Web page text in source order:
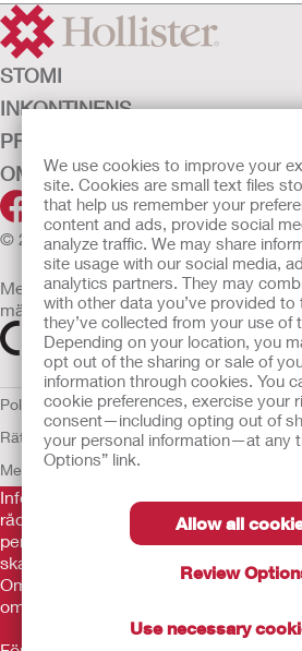
We use cookies to improve your
site. Cookies are small text files
that help us remember your
content and ads, provide social
analyze traffic. We may share
site usage with our social media,
analytics partners. They may
with other data you’ve provided to
they’ve collected from your use of
Depending on your location, you
opt out of the sharing or sale of
information through cookies. You
cookie preferences, exercise your
consent—including opting out of
your personal information—at any
Options” link.
Allow all
Review
Use necessary
STOMI
INKONTINENS
PRODUKTER
OM OSS
© 2026 Hollister Incorporated
Medicintekniska enheter som säljs i
märkta med någon av följande
Policy för Mänskliga
Rättigheter AnvändarvillkorSekretesspolicy
Meddelande till Visselblåsare
Informationen som finns här är inte
rådgivning och är inte en ersättning för
personliga läkare eller annan
ska inte användas som hjälp i akuta
Om du är i en akut medicinsk situation
omedelbart söka medicinsk behandling.